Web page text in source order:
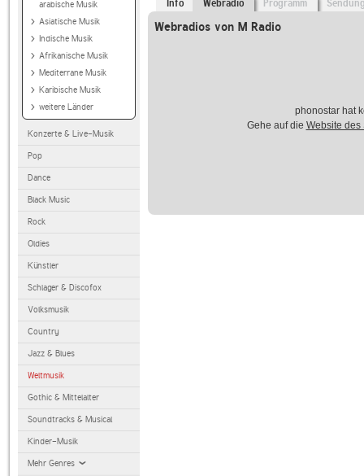
arabische Musik
Asiatische Musik
Indische Musik
Afrikanische Musik
Mediterrane Musik
Karibische Musik
weitere Länder
Konzerte & Live-Musik
Pop
Dance
Black Music
Rock
Oldies
Künstler
Schlager & Discofox
Volksmusik
Country
Jazz & Blues
Weltmusik
Gothic & Mittelalter
Soundtracks & Musical
Kinder-Musik
Mehr Genres
Info Webradio Programm
Webradios von M Radio
phonostar hat
Gehe auf die Website des